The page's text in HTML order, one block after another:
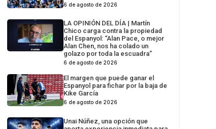
6 de agosto de 2026
LA OPINIÓN DEL DÍA | Martín
Chico carga contra la propiedad
del Espanyol: “Alan Pace, o mejor
Alan Chen, nos ha colado un
golazo por toda la escuadra”
6 de agosto de 2026
El margen que puede ganar el
Espanyol para fichar por la baja de
Kike García
6 de agosto de 2026
Unai Núñez, una opción que